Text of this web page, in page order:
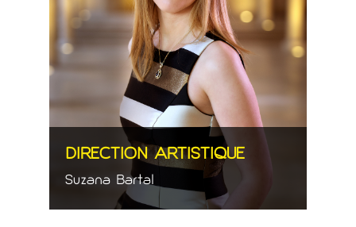
DIRECTION ARTISTIQUE
Suzana Bartal